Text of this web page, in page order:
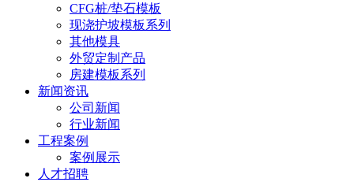
CFG桩/垫石模板
现浇护坡模板系列
其他模具
外贸定制产品
房建模板系列
新闻资讯
公司新闻
行业新闻
工程案例
案例展示
人才招聘